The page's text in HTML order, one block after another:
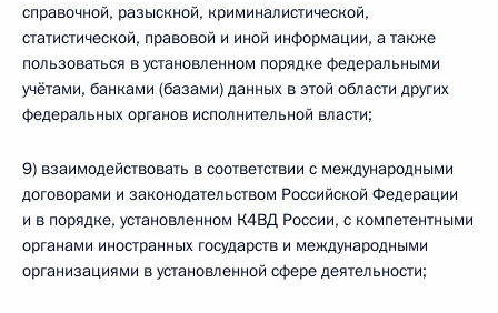
справочной, разыскной, криминалистической,
статистической, правовой и иной информации, а также
пользоваться в установленном порядке федеральными
учётами, банками (базами) данных в этой области других
федеральных органов исполнительной власти;
9) взаимодействовать в соответствии с международными
договорами и законодательством Российской Федерации
и в порядке, установленном К4ВД России, с компетентными
органами иностранных государств и международными
организациями в установленной сфере деятельности;